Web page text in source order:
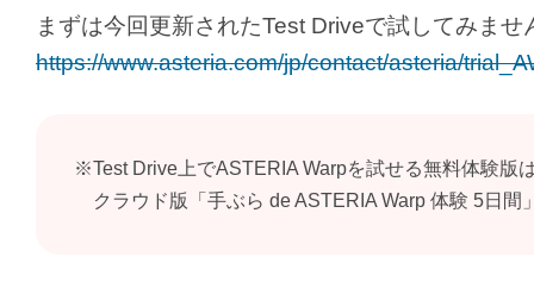
まずは今回更新されたTest Driveで試してみませ
https://www.asteria.com/jp/contact/asteria/
※Test Drive上でASTERIA Warpを試せる無料体験版
クラウド版「手ぶら de ASTERIA Warp 体験 5日間